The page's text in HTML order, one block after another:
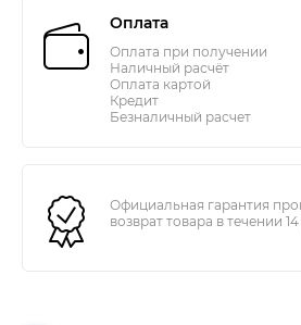
Оплата
Оплата при получении
Наличный расчёт
Оплата картой
Кредит
Безналичный расчет
Официальная гарантия
возврат товара в течении